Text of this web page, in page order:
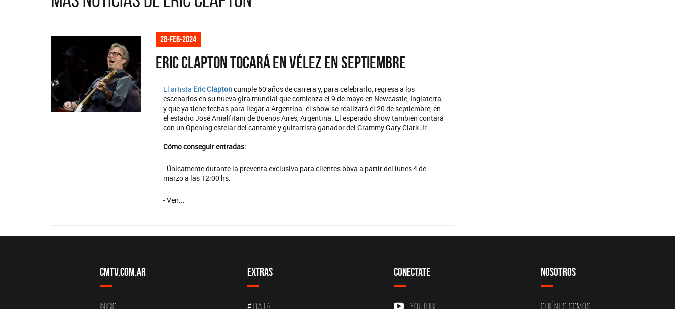
28-feb-2024
Eric Clapton tocará en Vélez en septiembre
El artista Eric Claptoncumple 60 años de carrera y, para celebrarlo, regresa a los
escenarios en su nueva gira mundial que comienza el 9 de mayo en Newcastle, Inglaterra,
y que ya tiene fechas para llegar a Argentina: el show se realizará el 20 de septiembre, en
el estadio José Amalfitani de Buenos Aires, Argentina. El esperado show también contará
con un Opening estelar del cantante y guitarrista ganador del Grammy Gary Clark Jr.
Cómo conseguir entradas:
- Únicamente durante la preventa exclusiva para clientes bbva a partir del lunes 4 de
marzo a las 12:00 hs.
- Ven...
CMTV.com.ar
Inicio
Extras
# DATA
Conectate
YouTube
Nosotros
Quiénes Somos